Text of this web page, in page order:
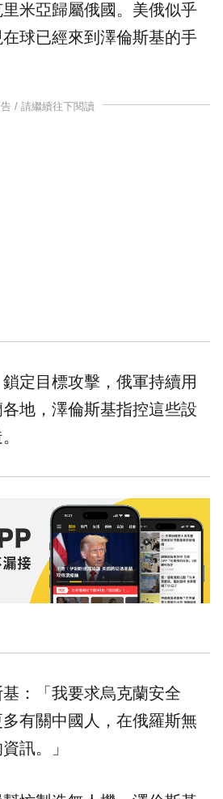
米亞歸屬俄國。美俄似乎
球已經來到澤倫斯基的手
/ 請繼續往下閱讀
定目標攻擊，俄軍持續用
地，澤倫斯基指控這些設
：「我要求烏克蘭安全
有關中國人，在俄羅斯無
訊。」